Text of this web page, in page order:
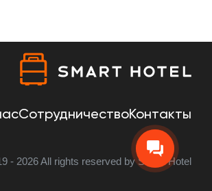
СотрудничествоКонтакты
- 2026 All rights reserved by Smart Hotel